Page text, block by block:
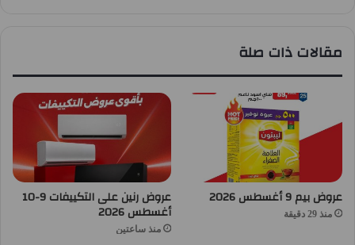
مقالات ذات صلة
عروض بيم 9 أغسطس 2026
منذ 29 دقيقة
عروض رنين على التكييفات 9-10
أغسطس 2026
منذ ساعتين